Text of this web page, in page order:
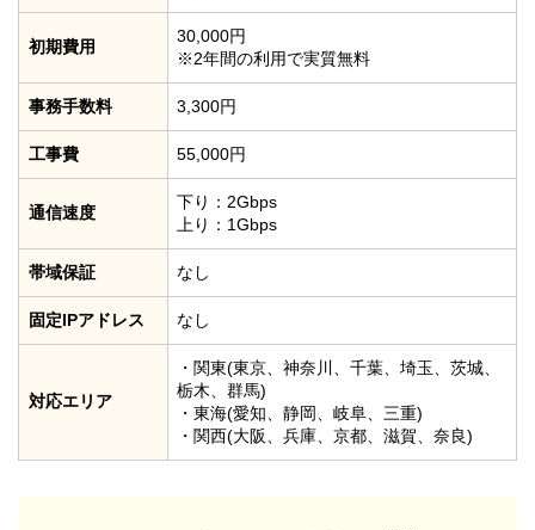
初期費用
30,000円
※2年間の利用で実質無料
事務手数料 3,300円
工事費 55,000円
通信速度
下り：2Gbps
上り：1Gbps
帯域保証 なし
固定IPアドレス なし
対応エリア
・関東(東京、神奈川、千葉、埼玉、茨城、
栃木、群馬)
・東海(愛知、静岡、岐阜、三重)
・関西(大阪、兵庫、京都、滋賀、奈良)